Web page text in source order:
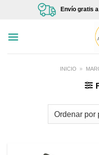
Envío gratis
INICIO »